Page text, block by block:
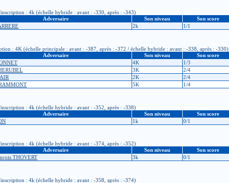
: 4k (échelle hybride : avant : -330, après : -343)
Adversaire Son niveau Son score
2k 1/1
: 4K (échelle principale : avant : -387, après : -372 / échelle hybride : avant : -338, après : -330)
Adversaire Son niveau Son score
4K 1/3
3K 2/4
2K 2/4
5K 1/4
: 4k (échelle hybride : avant : -352, après : -338)
Adversaire Son niveau Son score
1k 0/1
: 4k (échelle hybride : avant : -374, après : -352)
Adversaire Son niveau Son score
THOVERT 3k 0/1
: 4k (échelle hybride : avant : -358, après : -374)